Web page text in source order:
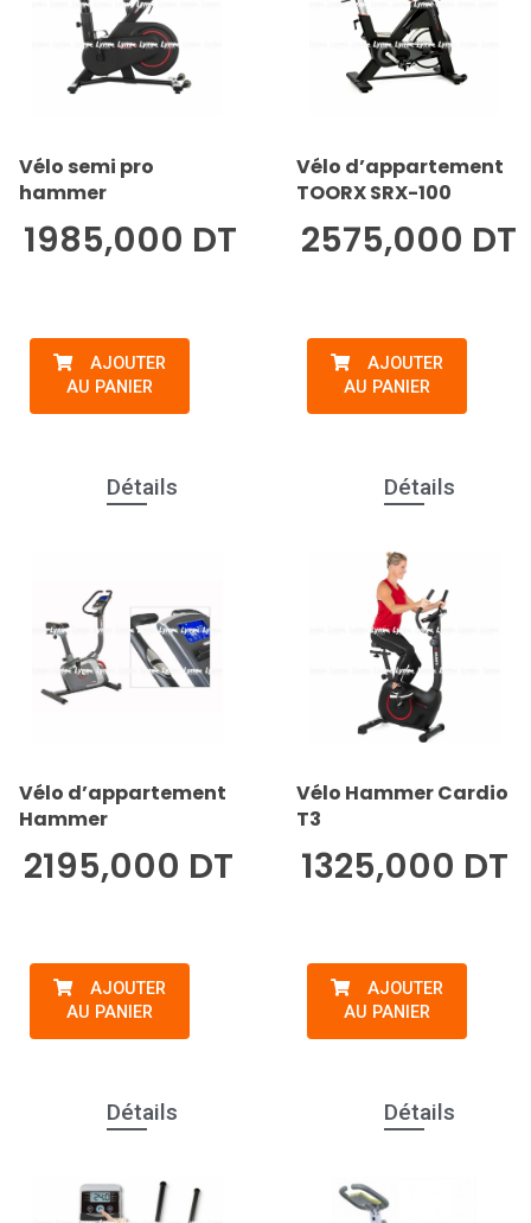
Vélo semi pro
hammer
1985,000 DT
AJOUTER
AU PANIER
Détails
Vélo d’appartement
TOORX SRX-100
2575,000 DT
AJOUTER
AU PANIER
Détails
Vélo d’appartement
Hammer
2195,000 DT
AJOUTER
AU PANIER
Détails
Vélo Hammer Cardio
T3
1325,000 DT
AJOUTER
AU PANIER
Détails